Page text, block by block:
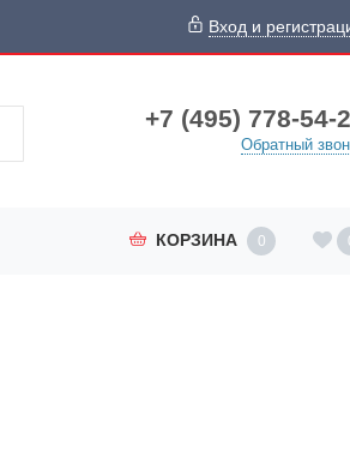
Вход и
+7 (495) 778-54-
Обратный
КОРЗИНА 0